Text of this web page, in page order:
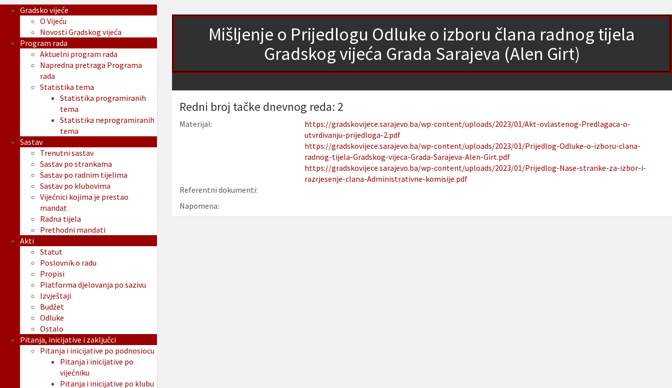
Mišljenje o Prijedlogu Odluke o izboru člana radnog tijela
Gradskog vijeća Grada Sarajeva (Alen Girt)
Redni broj tačke dnevnog reda: 2
Materijal:
https://gradskovijece.sarajevo.ba/wp-content/uploads/2023/01/Akt-ovlastenog-Predlagaca-o-
utvrdivanju-prijedloga-2.pdf
https://gradskovijece.sarajevo.ba/wp-content/uploads/2023/01/Prijedlog-Odluke-o-izboru-clana-
radnog-tijela-Gradskog-vijeca-Grada-Sarajeva-Alen-Girt.pdf
https://gradskovijece.sarajevo.ba/wp-content/uploads/2023/01/Prijedlog-Nase-stranke-za-izbor-i-
razrjesenje-clana-Administrativne-komisije.pdf
Referentni dokumenti:
Napomena:
Gradsko vijeće
O Vijeću
Novosti Gradskog vijeća
Program rada
Aktuelni program rada
Napredna pretraga Programa
rada
Statistika tema
Statistika programiranih
tema
Statistika neprogramiranih
tema
Sastav
Trenutni sastav
Sastav po strankama
Sastav po radnim tijelima
Sastav po klubovima
Vijećnici kojima je prestao
mandat
Radna tijela
Prethodni mandati
Akti
Statut
Poslovnik o radu
Propisi
Platforma djelovanja po sazivu
Izvještaji
Budžet
Odluke
Ostalo
Pitanja, inicijative i zaključci
Pitanja i inicijative po podnosiocu
Pitanja i inicijative po
vijećniku
Pitanja i inicijative po klubu